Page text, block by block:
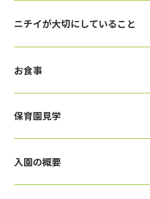
ニチイが大切にしていること
お食事
保育園見学
入園の概要